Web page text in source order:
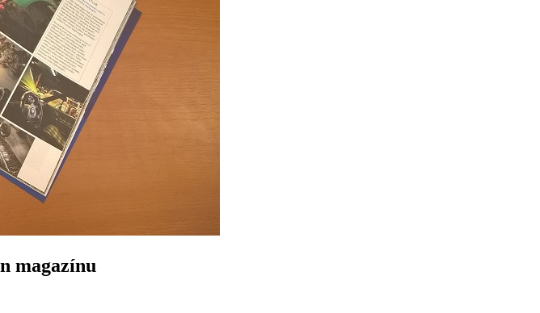
magazínu